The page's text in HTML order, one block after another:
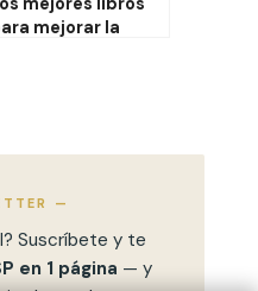
mejorar la
—
Suscríbete y te
en 1 página — y